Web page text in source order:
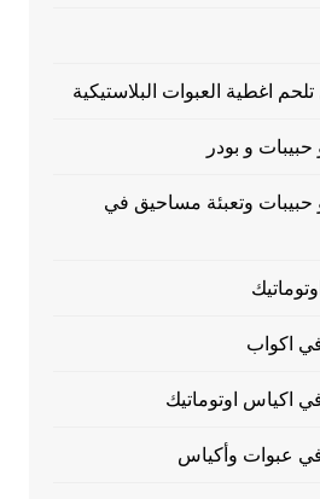
اغطية العبوات البلاستيكية
و بودر
حبيبات وتعبئة مساحيق في
اكواب
اكياس اوتوماتيك
في عبوات وأكياس